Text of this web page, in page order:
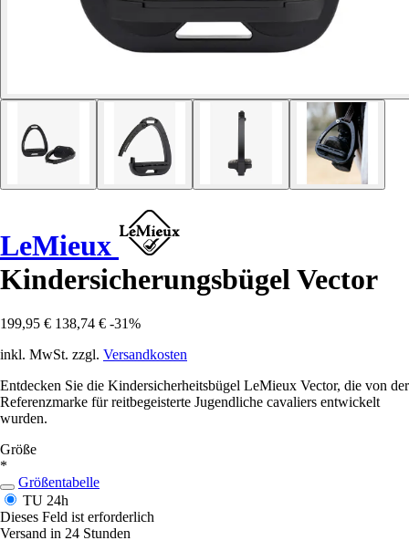
LeMieux
Kindersicherungsbügel Vector
199,95 € 138,74 € -31%
inkl. MwSt. zzgl. Versandkosten
Entdecken Sie die Kindersicherheitsbügel LeMieux Vector, die von der
Referenzmarke für reitbegeisterte Jugendliche cavaliers entwickelt
wurden.
Größe
*
Größentabelle
TU 24h
Dieses Feld ist erforderlich
Versand in 24 Stunden